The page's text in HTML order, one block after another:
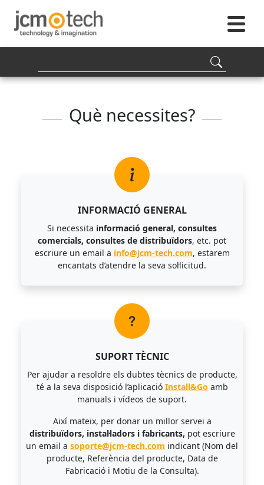
Què necessites?
INFORMACIÓ GENERAL
Si necessita informació general, consultes
comercials, consultes de distribuïdors, etc. pot
escriure un email a info@jcm-tech.com, estarem
encantats d’atendre la seva sol·licitud.
SUPORT TÈCNIC
Per ajudar a resoldre els dubtes tècnics de producte,
té a la seva disposició l’aplicació Install&Go amb
manuals i vídeos de suport.
Així mateix, per donar un millor servei a
distribuïdors, instal·ladors i fabricants, pot escriure
un email a soporte@jcm-tech.com indicant (Nom del
producte, Referència del producte, Data de
Fabricació i Motiu de la Consulta).